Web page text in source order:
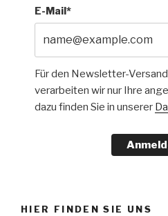
E-Mail*
Für den Newsletter-
verarbeiten wir nur Ihre
dazu finden Sie in unserer
HIER FINDEN SIE UNS